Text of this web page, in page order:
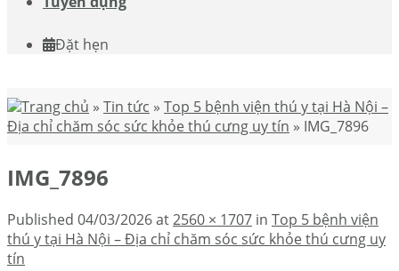
Đặt hẹn
Trang chủ » Tin tức » Top 5 bệnh viện thú y tại Hà Nội –
Địa chỉ chăm sóc sức khỏe thú cưng uy tín » IMG_7896
IMG_7896
Published 04/03/2026at2560 × 1707 in Top 5 bệnh viện
thú y tại Hà Nội – Địa chỉ chăm sóc sức khỏe thú cưng uy
tín